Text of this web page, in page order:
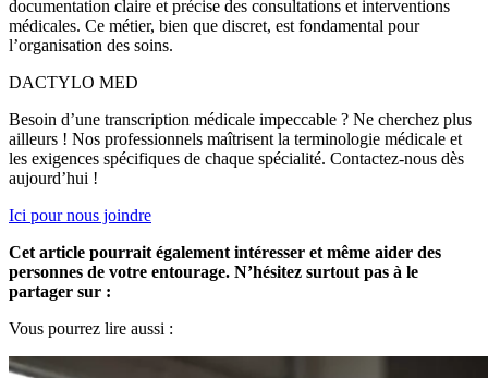
documentation claire et précise des consultations et interventions
médicales. Ce métier, bien que discret, est fondamental pour
l’organisation des soins.
DACTYLO MED
Besoin d’une transcription médicale impeccable ? Ne cherchez plus
ailleurs ! Nos professionnels maîtrisent la terminologie médicale et
les exigences spécifiques de chaque spécialité. Contactez-nous dès
aujourd’hui !
Ici pour nous joindre
Cet article pourrait également intéresser et même aider des
personnes de votre entourage. N’hésitez surtout pas à le
partager sur :
Vous pourrez lire aussi :